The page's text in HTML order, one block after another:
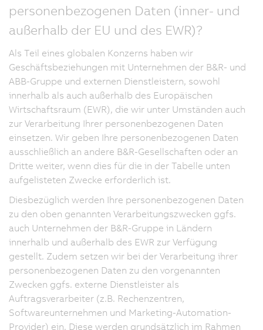
personenbezogenen Daten (inner- und
außerhalb der EU und des EWR)?
Als Teil eines globalen Konzerns haben wir
Geschäftsbeziehungen mit Unternehmen der B&R- und
ABB-Gruppe und externen Dienstleistern, sowohl
innerhalb als auch außerhalb des Europäischen
Wirtschaftsraum (EWR), die wir unter Umständen auch
zur Verarbeitung Ihrer personenbezogenen Daten
einsetzen. Wir geben Ihre personenbezogenen Daten
ausschließlich an andere B&R-Gesellschaften oder an
Dritte weiter, wenn dies für die in der Tabelle unten
aufgelisteten Zwecke erforderlich ist.
Diesbezüglich werden Ihre personenbezogenen Daten
zu den oben genannten Verarbeitungszwecken ggfs.
auch Unternehmen der B&R-Gruppe in Ländern
innerhalb und außerhalb des EWR zur Verfügung
gestellt. Zudem setzen wir bei der Verarbeitung ihrer
personenbezogenen Daten zu den vorgenannten
Zwecken ggfs. externe Dienstleister als
Auftragsverarbeiter (z.B. Rechenzentren,
Softwareunternehmen und Marketing-Automation-
Provider) ein. Diese werden grundsätzlich im Rahmen